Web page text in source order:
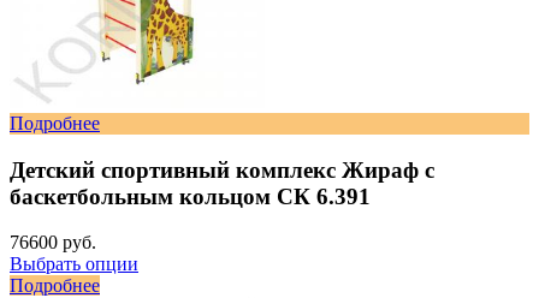
Подробнее
Детский спортивный комплекс Жираф с
баскетбольным кольцом СК 6.391
76600 руб.
Выбрать опции
Подробнее